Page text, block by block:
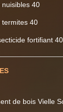
40
termites 40
fortifiant 40
de bois Vielle